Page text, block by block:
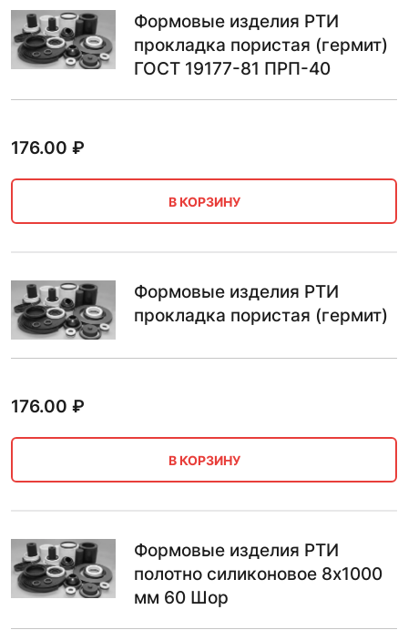
Формовые изделия РТИ
прокладка пористая (гермит)
ГОСТ 19177-81 ПРП-40
176.00 ₽
В КОРЗИНУ
Формовые изделия РТИ
прокладка пористая (гермит)
176.00 ₽
В КОРЗИНУ
Формовые изделия РТИ
полотно силиконовое 8х1000
мм 60 Шор